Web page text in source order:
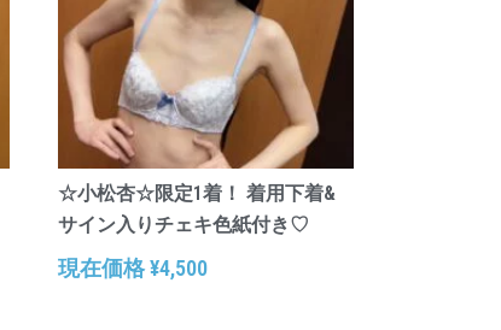
☆小松杏☆限定1着！ 着用下着&
サイン入りチェキ色紙付き♡
現在価格¥4,500